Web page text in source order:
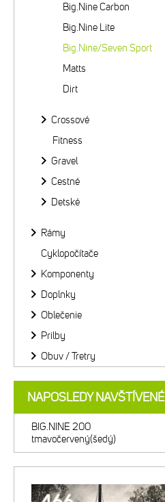
Big.Nine Carbon
Big.Nine Lite
Big.Nine/Seven Sport
Matts
Dirt
Crossové
Fitness
Gravel
Cestné
Detské
Rámy
Cyklopočítače
Komponenty
Doplnky
Oblečenie
Prilby
Obuv / Tretry
NAPOSLEDY NAVŠTÍVENÉ
BIG.NINE 200
tmavočervený(šedý)